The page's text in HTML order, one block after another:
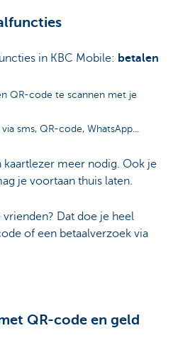
in KBC Mobile: betalen
QR-code te scannen met je
sms, QR-code, WhatsApp...
kaartlezer meer nodig. Ook je
je voortaan thuis laten.
Dat doe je heel
of een betaalverzoek via
QR-code en geld